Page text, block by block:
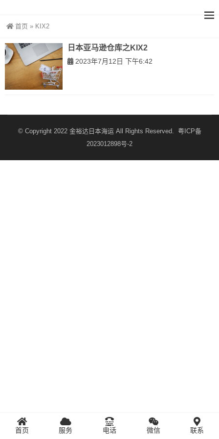
首页 » KIX2
日本亚马逊仓库之KIX2
2023年7月12日 下午6:42
© Copyright 2022 金裕达日本海运All Rights Reserved. 粤ICP备
2023012898号-2
首页 服务 电话 微信 联系